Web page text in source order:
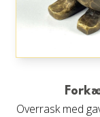
Overrask med